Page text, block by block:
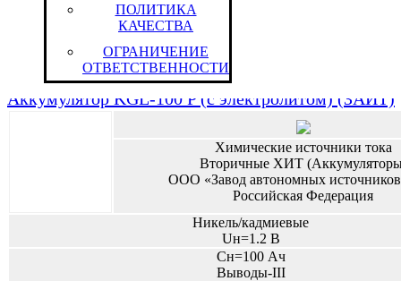
ПОЛИТИКА
КАЧЕСТВА
ОГРАНИЧЕНИЕ
ОТВЕТСТВЕННОСТИ
Никель/кадмиевые
Tmin=-30 град.С
Tmax=40 град.С
Аккумулятор KGL-100 P (с электролитом) (ЗАИТ)
Химические источники тока
Вторичные ХИТ
ООО «Завод автономных источников
Российская Федерация
Никель/кадмиевые
Uн=1.2 В
Сн=100 Ач
Выводы-III